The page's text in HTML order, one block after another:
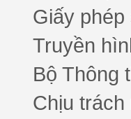
Giấy
Truyền
Bộ Thông
Chịu trách